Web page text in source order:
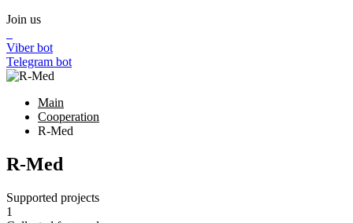
Join us
Viber bot
Telegram bot
Main
Cooperation
R-Med
R-Med
Supported projects
1